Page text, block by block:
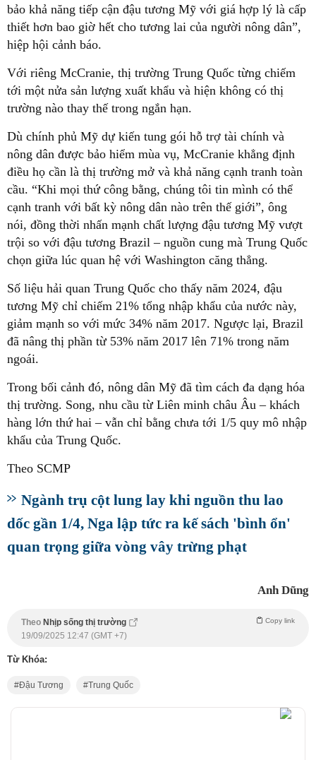
bảo khả năng tiếp cận đậu tương Mỹ với giá hợp lý là cấp
thiết hơn bao giờ hết cho tương lai của người nông dân”,
hiệp hội cảnh báo.
Với riêng McCranie, thị trường Trung Quốc từng chiếm
tới một nửa sản lượng xuất khẩu và hiện không có thị
trường nào thay thế trong ngắn hạn.
Dù chính phủ Mỹ dự kiến tung gói hỗ trợ tài chính và
nông dân được bảo hiểm mùa vụ, McCranie khẳng định
điều họ cần là thị trường mở và khả năng cạnh tranh toàn
cầu. “Khi mọi thứ công bằng, chúng tôi tin mình có thể
cạnh tranh với bất kỳ nông dân nào trên thế giới”, ông
nói, đồng thời nhấn mạnh chất lượng đậu tương Mỹ vượt
trội so với đậu tương Brazil – nguồn cung mà Trung Quốc
chọn giữa lúc quan hệ với Washington căng thẳng.
Số liệu hải quan Trung Quốc cho thấy năm 2024, đậu
tương Mỹ chỉ chiếm 21% tổng nhập khẩu của nước này,
giảm mạnh so với mức 34% năm 2017. Ngược lại, Brazil
đã nâng thị phần từ 53% năm 2017 lên 71% trong năm
ngoái.
Trong bối cảnh đó, nông dân Mỹ đã tìm cách đa dạng hóa
thị trường. Song, nhu cầu từ Liên minh châu Âu – khách
hàng lớn thứ hai – vẫn chỉ bằng chưa tới 1/5 quy mô nhập
khẩu của Trung Quốc.
Theo SCMP
Ngành trụ cột lung lay khi nguồn thu lao
dốc gần 1/4, Nga lập tức ra kế sách 'bình ổn'
quan trọng giữa vòng vây trừng phạt
Anh Dũng
Theo Nhịp sống thị trường Copy link
19/09/2025 12:47 (GMT +7)
Từ Khóa:
Đậu Tương Trung Quốc